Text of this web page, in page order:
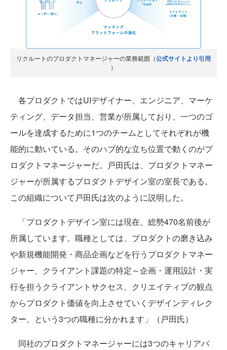
リクルートのプロダクトマネージャーの業務範囲（公式サイトより引用
）
各プロダクトではUIデザイナー、エンジニア、マーケ
ティング、データ担当、営業が所属しており、一つのゴ
ールを達成するために1つのチームとしてそれぞれが機
能的に動いている。そのハブ的な立ち位置で動くのがプ
ロダクトマネージャーだ。戸田氏は、プロダクトマネー
ジャーが所属するプロダクトデザイン室の室長である。
この組織について戸田氏は次のように説明した。
「プロダクトデザイン室には現在、総勢470名前後が
所属しています。職種としては、プロダクトの磨き込み
や新規機能開発・商品企画などを行うプロダクトマネー
ジャー、クライアント課題の特定～企画・運用設計・実
行を担うクライアントサクセス、クリエイティブの観点
からプロダクト価値を向上させていくデザインディレク
ター、という3つの職種に分かれます」（戸田氏）
同社のプロダクトマネージャーには3つのキャリアパ